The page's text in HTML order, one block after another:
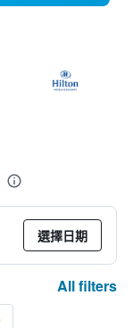
選擇日期
All filters